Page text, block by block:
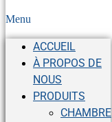
Menu
ACCUEIL
À PROPOS DE
NOUS
PRODUITS
CHAMBRE